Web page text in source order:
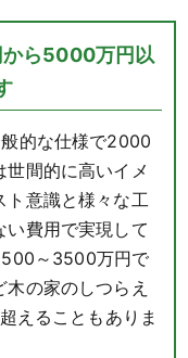
ら5000万円以
的な仕様で2000
間的に高いイメ
ト意識と様々な工
い費用で実現して
～3500万円で
の家のしつらえ
えることもありま